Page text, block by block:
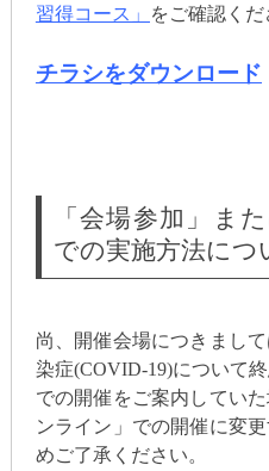
習得コース」
をご確認くだ
チラシをダウンロード
「会場参加」ま
での実施方法につ
尚、開催会場につきまし
染症(COVID-19)について
での開催をご案内してい
ンライン」での開催に変
めご了承ください。